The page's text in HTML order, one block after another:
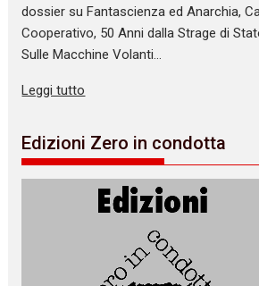
dossier su Fantascienza ed Anarchia,
Cooperativo, 50 Anni dalla Strage di
Sulle Macchine Volanti…
Leggi tutto
Edizioni Zero in condotta